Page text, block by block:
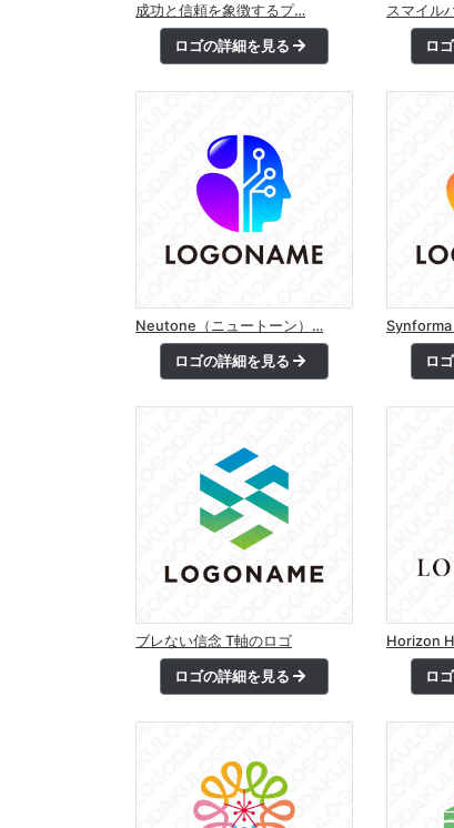
成功と信頼を象徴するプ…
ロゴの詳細を見る
スマイル
ロ
Neutone（ニュートーン）…
ロゴの詳細を見る ロ
ブレない信念 T軸のロゴ
ロゴの詳細を見る
Horizon
ロ